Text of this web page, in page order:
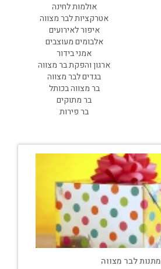
אולמות לחינה
אטרקציות לבר מצווה
איפור לאירועים
אלבומים מעוצבים
אמני בידור
ארגון והפקת בר מצווה
בגדים לבר מצווה
בר מצווה בכותל
בר מתוקים
בר פירות
מתנות לבר מצווה